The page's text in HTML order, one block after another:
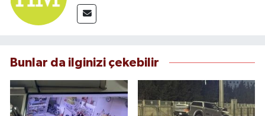
Bunlar da ilginizi çekebilir